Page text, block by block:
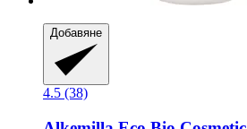
Добавяне
4.5 (38)